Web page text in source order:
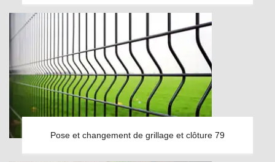
Pose et changement de grillage et clôture 79